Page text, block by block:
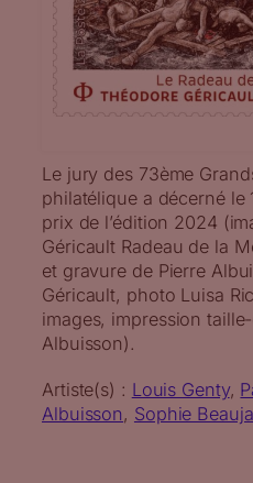
Le jury des 73ème
philatélique a décerné le
prix de l’édition 2024
Géricault Radeau de la
et gravure de Pierre
Géricault, photo Luisa
images, impression
Albuisson).
Artiste(s) : Louis Genty,
Albuisson, Sophie